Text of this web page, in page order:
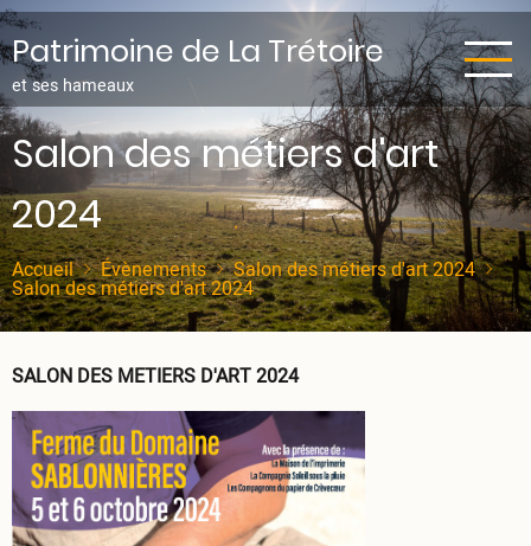
Aller
au
contenu
principal
Patrimoine de La Trétoire
et ses hameaux
Salon des métiers d'art
2024
Accueil Évènements Salon des métiers d'art 2024
Salon des métiers d'art 2024
SALON DES METIERS D'ART 2024